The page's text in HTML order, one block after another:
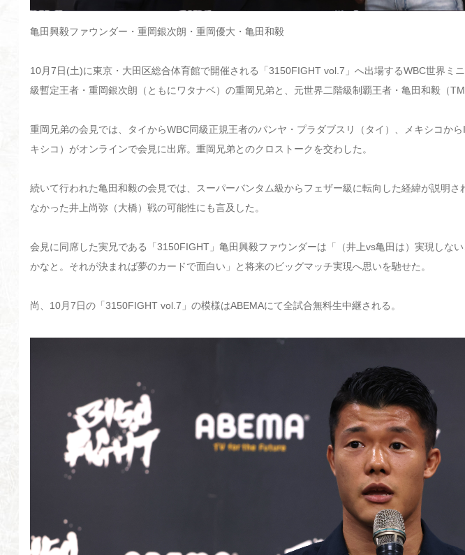
亀田興毅ファウンダー・重岡銀次朗・重岡優大・亀田和毅
10月7日(土)に東京・大田区総合体育館で開催される「3150FIGHT vol.7」へ出場するWBC世界ミ
級暫定王者・重岡銀次朗（ともにワタナベ）の重岡兄弟と、元世界二階級制覇王者・亀田和毅（
重岡兄弟の会見では、タイからWBC同級正規王者のパンヤ・プラダブスリ（タイ）、メキシコか
キシコ）がオンラインで会見に出席。重岡兄弟とのクロストークを交わした。
続いて行われた亀田和毅の会見では、スーパーバンタム級からフェザー級に転向した経緯が説明
なかった井上尚弥（大橋）戦の可能性にも言及した。
会見に同席した実兄である「3150FIGHT」亀田興毅ファウンダーは「（井上vs亀田は）実現しな
かなと。それが決まれば夢のカードで面白い」と将来のビッグマッチ実現へ思いを馳せた。
尚、10月7日の「3150FIGHT vol.7」の模様はABEMAにて全試合無料生中継される。